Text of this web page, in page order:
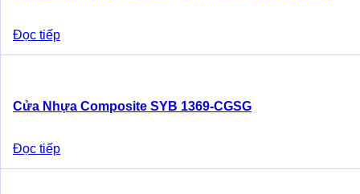
Đọc tiếp
Cửa Nhựa Composite SYB 1369-CGSG
Đọc tiếp